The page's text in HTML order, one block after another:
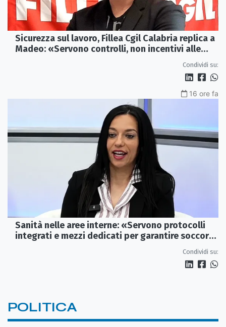
Sicurezza sul lavoro, Fillea Cgil Calabria replica a
Madeo: «Servono controlli, non incentivi alle
Condividi su:
16 ore fa
Sanità nelle aree interne: «Servono protocolli
integrati e mezzi dedicati per garantire soccorsi
Condividi su:
POLITICA